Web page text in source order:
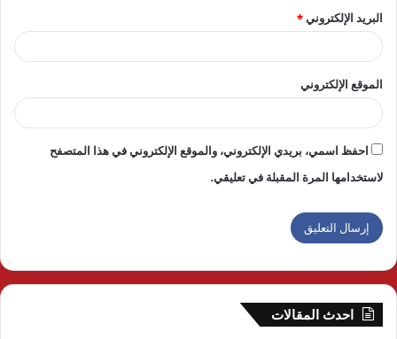
البريد الإلكتروني*
الموقع الإلكتروني
احفظ اسمي، بريدي الإلكتروني، والموقع الإلكتروني في هذا المتصفح
لاستخدامها المرة المقبلة في تعليقي.
احدث المقالات